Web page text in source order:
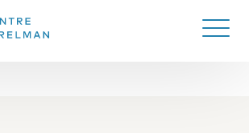
Ouvrir/